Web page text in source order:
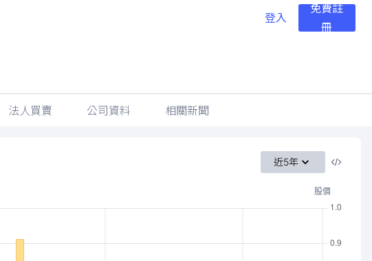
登入
免費註
冊
法人買賣 公司資料 相關新聞
近5年